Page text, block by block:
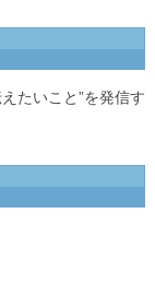
たいこと”を発信す